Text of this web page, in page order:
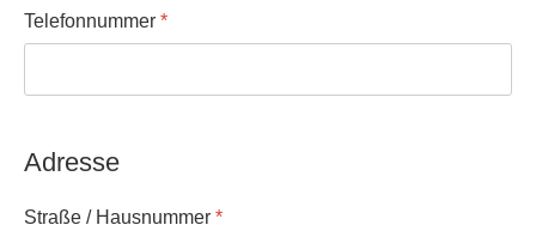
Telefonnummer *
Adresse
Straße / Hausnummer *